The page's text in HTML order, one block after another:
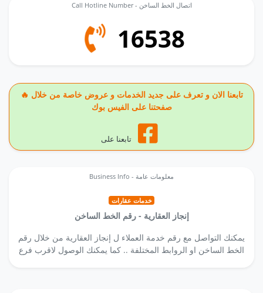
Call Hotline Number - اتصال الخط الساخن
16538
🔥 تابعنا الان و تعرف على جديد الخدمات و عروض خاصة من خلال
صفحتنا على الفيس بوك
تابعنا على
Business Info - معلومات عامة
خدمات عقارات
إنجاز العقارية - رقم الخط الساخن
يمكنك التواصل مع رقم خدمة العملاء ل إنجاز العقارية من خلال رقم
الخط الساخن او الروابط المختلفة .. كما يمكنك الوصول لاقرب فرع